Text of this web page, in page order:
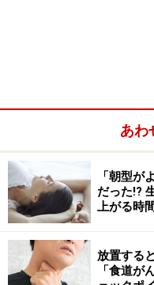
私も雇用主から提示さ
を見比べて、1つを選
とよく言われています
が手厚かったため、日
んでいます。これは雇
えません。オバマケア
主なターゲットですの
あわ
「朝型が
だった!?
上がる時
放置する
「食道